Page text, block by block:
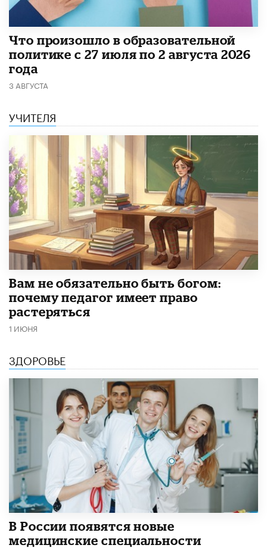
​Что произошло в образовательной
политике с 27 июля по 2 августа 2026
года
3 АВГУСТА
УЧИТЕЛЯ
​Вам не обязательно быть богом:
почему педагог имеет право
растеряться
1 ИЮНЯ
ЗДОРОВЬЕ
В России появятся новые
медицинские специальности